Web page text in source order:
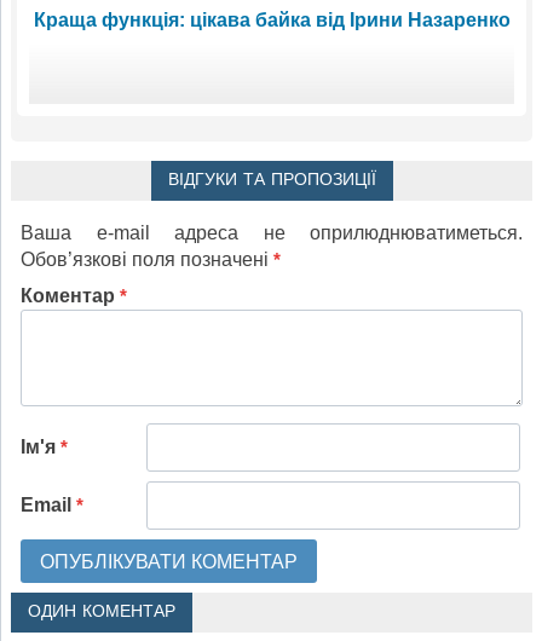
Краща функція: цікава байка від Ірини Назаренко
ВІДГУКИ ТА ПРОПОЗИЦІЇ
Ваша e-mail адреса не оприлюднюватиметься.
Обов’язкові поля позначені *
Коментар *
Ім'я *
Email *
ОДИН КОМЕНТАР